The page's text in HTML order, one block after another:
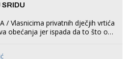
SRIDU
/ Vlasnicima privatnih dječjih vrtića
obećanja jer ispada da to što oni